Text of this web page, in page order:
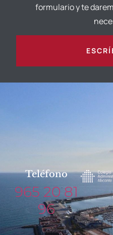
formulario y te
Teléfono
965 20 81
96